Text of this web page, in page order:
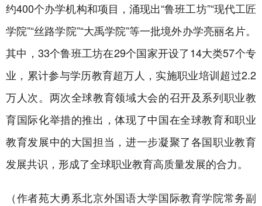
约400个办学机构和项目，涌现出“鲁班工坊”“现代工匠
学院”“丝路学院”“大禹学院”等一批境外办学亮丽名片。
其中，33个鲁班工坊在29个国家开设了14大类57个专
业，累计参与学历教育超万人，实施职业培训超过2.2
万人次。两次全球教育领域大会的召开及系列职业教
育国际化举措的推出，体现了中国在全球教育和职业
教育发展中的大国担当，进一步凝聚了各国职业教育
发展共识，形成了全球职业教育高质量发展的合力。
（作者苑大勇系北京外国语大学国际教育学院常务副